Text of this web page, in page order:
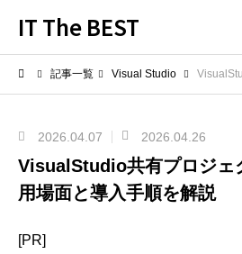
IT The BEST
記事一覧 Visual Studio VisualStudio共有
2026.04.07 2026.04.26
VisualStudio共有プロジェ
用場面と導入手順を解説
[PR]